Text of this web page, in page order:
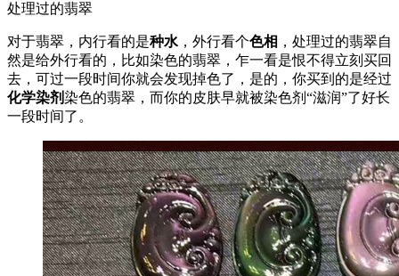
处理过的翡翠
对于翡翠，内行看的是种水 ，外行看个色相 ，处理过的翡翠自
然是给外行看的，比如染色的翡翠，乍一看是恨不得立刻买回
去，可过一段时间你就会发现掉色了，是的，你买到的是经过
化学染剂染色的翡翠，而你的皮肤早就被染色剂“滋润”了好长
一段时间了。